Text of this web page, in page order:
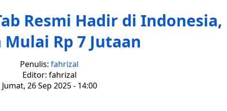
Resmi Hadir di Indonesia,
Mulai Rp 7 Jutaan
Penulis: fahrizal
Editor: fahrizal
Jumat, 26 Sep 2025 - 14:00